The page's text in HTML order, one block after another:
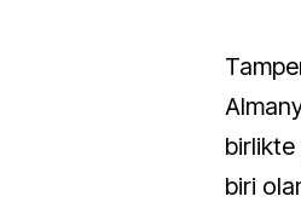
Tampere Üniversitesi’nden araştırmacıların
birlikte
biri